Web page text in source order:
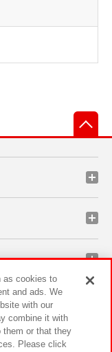
as cookies to
and ads. We
with our
combine it with
them or that they
Please click